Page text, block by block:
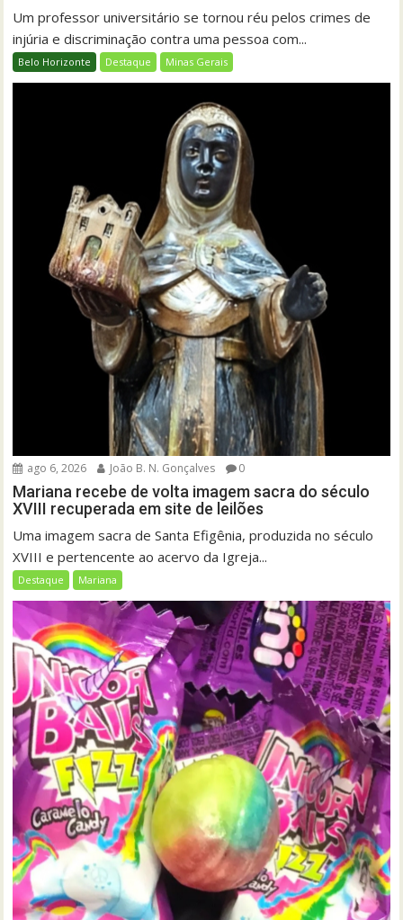
Um professor universitário se tornou réu pelos crimes de
injúria e discriminação contra uma pessoa com...
Belo Horizonte Destaque Minas Gerais
ago 6, 2026 João B. N. Gonçalves 0
Mariana recebe de volta imagem sacra do século
XVIII recuperada em site de leilões
Uma imagem sacra de Santa Efigênia, produzida no século
XVIII e pertencente ao acervo da Igreja...
Destaque Mariana